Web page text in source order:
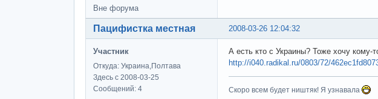
Вне форума
2008-03-26 12:04:32
Пацифистка местная
Участник
Откуда: Украина,Полтава
Здесь с 2008-03-25
Сообщений: 4
А есть кто с Украины? Тоже хочу кому-
http://i040.radikal.ru/0803/72/
Скоро всем будет ништяк! Я узнавала